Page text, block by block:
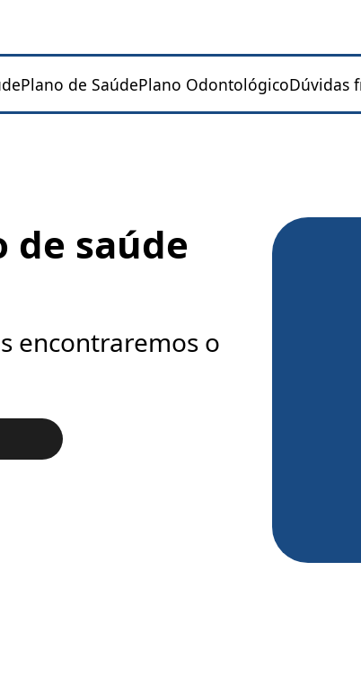
Plano de SaúdePlano OdontológicoDúvidas
de saúde
encontraremos o